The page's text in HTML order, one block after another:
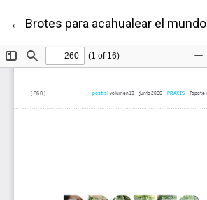
← Volver a los detalles del artículo
Brotes para acahualear el mundo